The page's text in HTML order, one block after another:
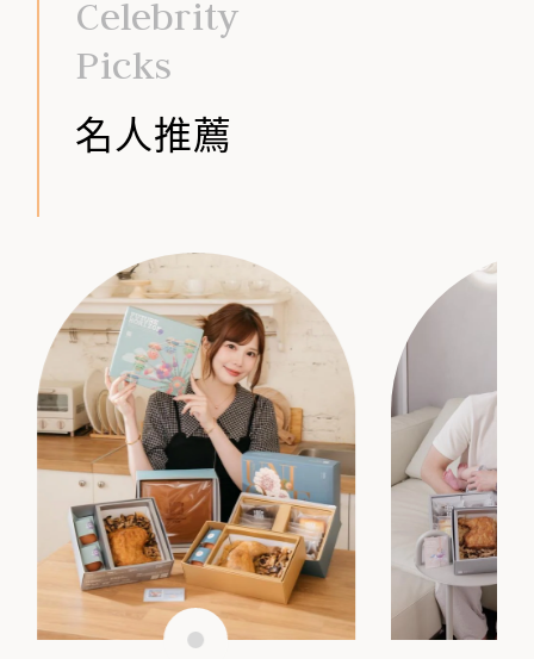
Celebrity
Picks
名人推薦